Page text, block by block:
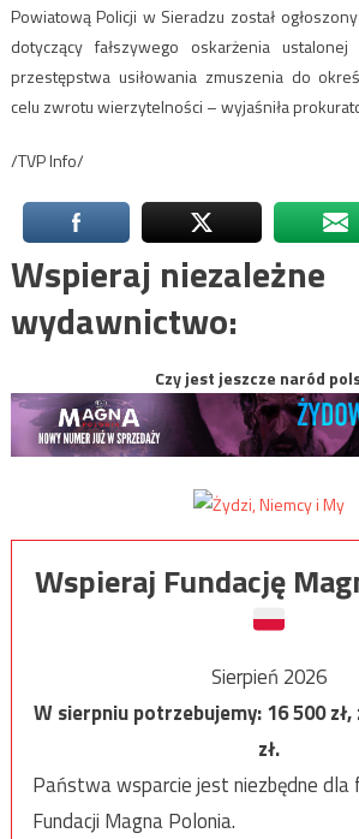
Powiatową Policji w Sieradzu został
dotyczący fałszywego oskarżenia
przestępstwa usiłowania zmuszenia do
celu zwrotu wierzytelności – wyjaśniła
/TVP Info/
Wspieraj niezależne
wydawnictwo:
Czy jest jeszcze naród
Wspieraj Fundację
Sierpień 2026
W sierpniu potrzebujemy:16 500
zł.
Państwa wsparcie jest niezbędne dla
Fundacji Magna Polonia.